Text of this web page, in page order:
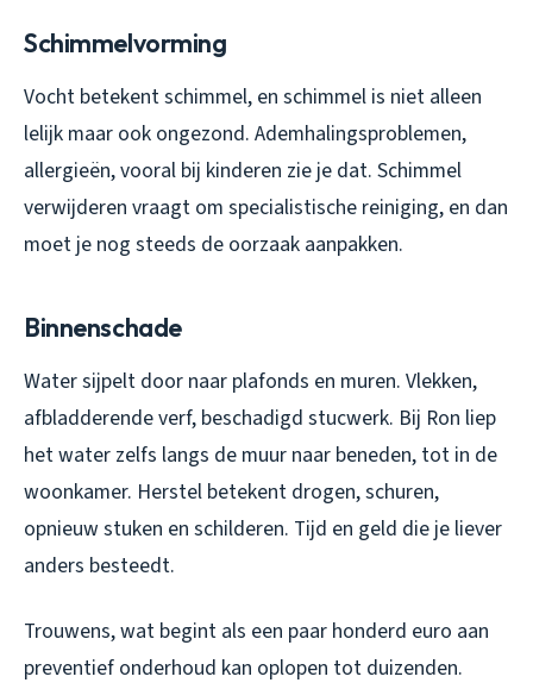
Schimmelvorming
Vocht betekent schimmel, en schimmel is niet alleen
lelijk maar ook ongezond. Ademhalingsproblemen,
allergieën, vooral bij kinderen zie je dat. Schimmel
verwijderen vraagt om specialistische reiniging, en dan
moet je nog steeds de oorzaak aanpakken.
Binnenschade
Water sijpelt door naar plafonds en muren. Vlekken,
afbladderende verf, beschadigd stucwerk. Bij Ron liep
het water zelfs langs de muur naar beneden, tot in de
woonkamer. Herstel betekent drogen, schuren,
opnieuw stuken en schilderen. Tijd en geld die je liever
anders besteedt.
Trouwens, wat begint als een paar honderd euro aan
preventief onderhoud kan oplopen tot duizenden.